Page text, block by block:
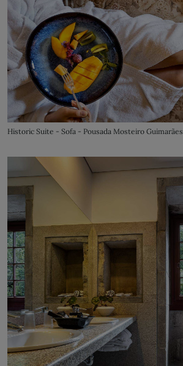
Historic Suite - Sofa - Pousada Mosteiro Guimarães